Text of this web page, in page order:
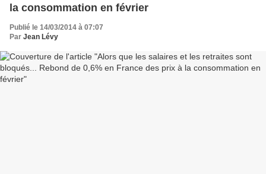
la consommation en février
Publié le 14/03/2014 à 07:07
Par Jean Lévy